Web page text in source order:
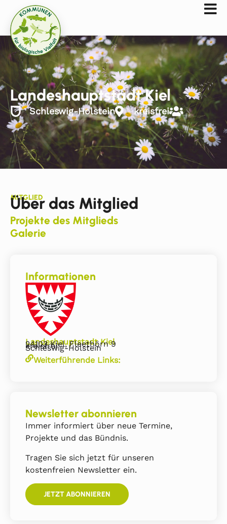
Landeshauptstadt Kiel
Schleswig-Holstein kreisfrei
MITGLIED
Über das Mitglied
Projekte des Mitglieds
Galerie
Informationen
Landeshauptstadt Kiel
24103 Kiel, Fleethörn 9
kreisfrei
Schleswig-Holstein
Weiterführende Links:
Newsletter abonnieren
Immer informiert über neue Termine,
Projekte und das Bündnis.
Tragen Sie sich jetzt für unseren
kostenfreien Newsletter ein.
JETZT ABONNIEREN